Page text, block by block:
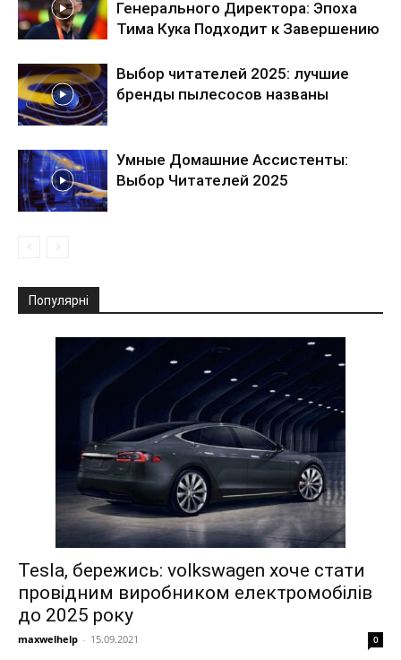
Генерального Директора: Эпоха
Тима Кука Подходит к Завершению
Выбор читателей 2025: лучшие
бренды пылесосов названы
Умные Домашние Ассистенты:
Выбор Читателей 2025
Популярні
Tesla, бережись: volkswagen хоче стати
провідним виробником електромобілів
до 2025 року
maxwelhelp - 15.09.2021 0